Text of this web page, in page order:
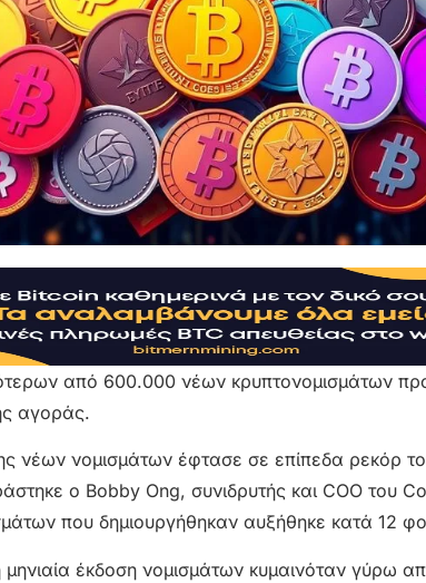
από 600.000 νέων κρυπτονομισμάτων
αγοράς.
νέων νομισμάτων έφτασε σε επίπεδα ρεκόρ
ο Bobby Ong, συνιδρυτής και COO του
που δημιουργήθηκαν αυξήθηκε κατά 12
έκδοση νομισμάτων κυμαινόταν γύρω